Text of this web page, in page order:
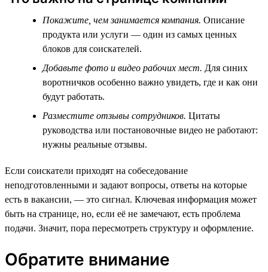
Покажите, чем занимается компания. Описание
продукта или услуги — один из самых ценных
блоков для соискателей.
Добавьте фото и видео рабочих мест. Для синих
воротничков особенно важно увидеть, где и как они
будут работать.
Разместите отзывы сотрудников. Цитаты
руководства или постановочные видео не работают:
нужны реальные отзывы.
Если соискатели приходят на собеседование
неподготовленными и задают вопросы, ответы на которые
есть в вакансии, — это сигнал. Ключевая информация может
быть на странице, но, если её не замечают, есть проблема
подачи. Значит, пора пересмотреть структуру и оформление.
Обратите внимание